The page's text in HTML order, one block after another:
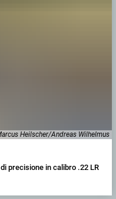
Heilscher/Andreas Wilhelmus
precisione in calibro .22 LR